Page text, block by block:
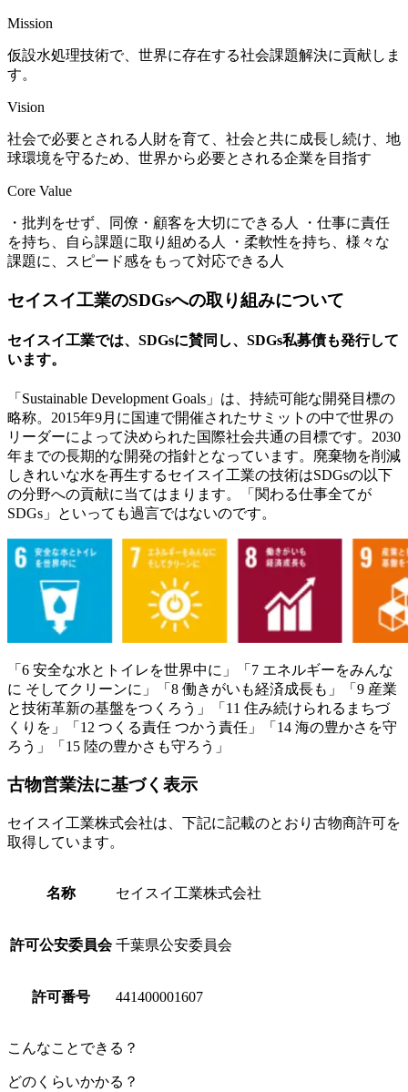
Mission
仮設水処理技術で、世界に存在する社会課題解決に貢献しま
す。
Vision
社会で必要とされる人財を育て、社会と共に成長し続け、地
球環境を守るため、世界から必要とされる企業を目指す
Core Value
・批判をせず、同僚・顧客を大切にできる人 ・仕事に責任
を持ち、自ら課題に取り組める人 ・柔軟性を持ち、様々な
課題に、スピード感をもって対応できる人
セイスイ工業のSDGsへの取り組みについて
セイスイ工業では、SDGsに賛同し、SDGs私募債も発行して
います。
「Sustainable Development Goals」は、持続可能な開発目標の
略称。2015年9月に国連で開催されたサミットの中で世界の
リーダーによって決められた国際社会共通の目標です。2030
年までの長期的な開発の指針となっています。廃棄物を削減
しきれいな水を再生するセイスイ工業の技術はSDGsの以下
の分野への貢献に当てはまります。「関わる仕事全てが
SDGs」といっても過言ではないのです。
「6 安全な水とトイレを世界中に」「7 エネルギーをみんな
に そしてクリーンに」「8 働きがいも経済成長も」「9 産業
と技術革新の基盤をつくろう」「11 住み続けられるまちづ
くりを」「12 つくる責任 つかう責任」「14 海の豊かさを守
ろう」「15 陸の豊かさも守ろう」
古物営業法に基づく表示
セイスイ工業株式会社は、下記に記載のとおり古物商許可を
取得しています。
名称 セイスイ工業株式会社
許可公安委員会 千葉県公安委員会
許可番号 441400001607
こんなことできる？
どのくらいかかる？